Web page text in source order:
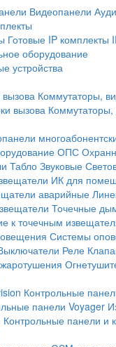
Видеопанели
Готовые IP комплекты
оборудование
устройства
вызова Коммутаторы,
вызова Коммутаторы,
ОПС
Табло Звуковые
ИК для
аварийные
Точечные
к точечным
Системы
Реле
Контрольные
панели Voyager
Контрольные панели и